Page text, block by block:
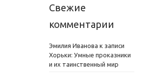
Свежие
комментарии
Эмилия Иванова к записи
Хорьки: Умные проказники
и их таинственный мир